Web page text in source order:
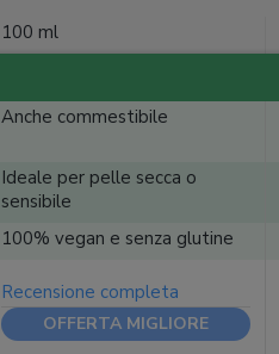
100 ml
Anche commestibile
Ideale per pelle secca o
sensibile
100% vegan e senza glutine
Recensione completa
OFFERTA MIGLIORE